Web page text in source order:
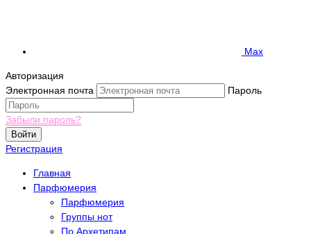
Max
Авторизация
Электронная почта
Пароль
Забыли пароль?
Войти
Регистрация
Главная
Парфюмерия
Парфюмерия
Группы нот
По Архетипам